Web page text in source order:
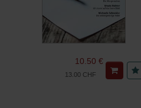
10.50 €
13.00 CHF